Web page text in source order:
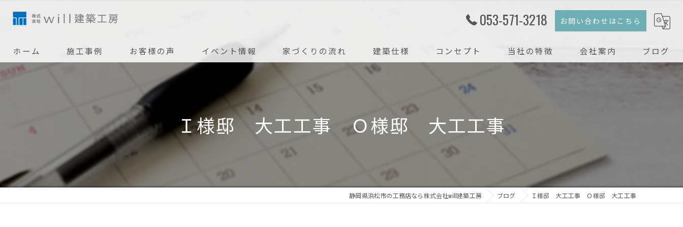
053-571-3218 お問い合わせはこちら
ホーム 施工事例 お客様の声 イベント情報 家づくりの流れ
アフターメンテナンス
建築仕様 コンセプト 当社の特徴
戸建て
リノベーション
会社案内 ブログ
Ｉ様邸 大工工事 Ｏ様邸 大工工事
静岡県浜松市の工務店なら株式会社will建築工房 ブログ Ｉ様邸 大工工事 Ｏ様邸 大工工事